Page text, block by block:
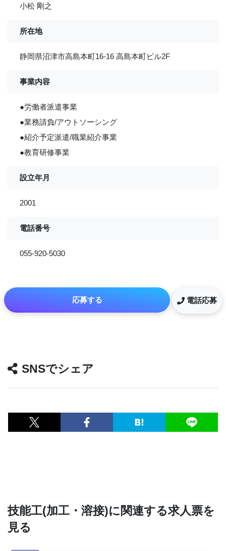
小松 剛之
所在地
静岡県沼津市高島本町16-16 高島本町ビル2F
事業内容
●労働者派遣事業
●業務請負/アウトソーシング
●紹介予定派遣/職業紹介事業
●教育研修事業
設立年月
2001
電話番号
055-920-5030
応募する 電話応募
SNSでシェア
技能工(加工・溶接)に関連する求人票を
見る